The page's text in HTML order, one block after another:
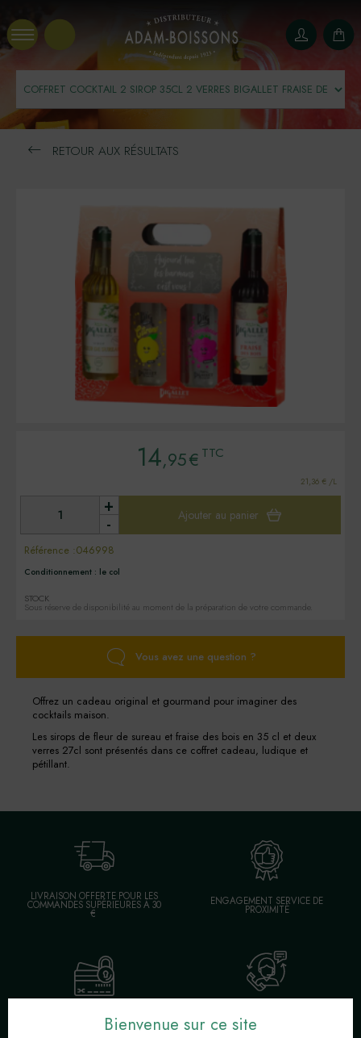
RETOUR AUX RÉSULTATS
Offrez un cadeau original et gourmand pour imaginer des
cocktails maison.
Les sirops de fleur de sureau et fraise des bois en 35 cl et deux
verres 27cl sont présentés dans ce coffret cadeau, ludique et
pétillant.
14,95€ TTC
21,36 € /L
-
+ Ajouter au panier
Référence :046998
Conditionnement : le col
STOCK
Sous réserve de disponibilité au moment de la préparation de votre commande.
Vous avez une question ?
LIVRAISON OFFERTE POUR LES
COMMANDES SUPÉRIEURES À 30
€
ENGAGEMENT SERVICE DE
PROXIMITÉ
PAIEMENT SÉCURISÉ CB 03 89 82 40 37
Bienvenue sur ce site